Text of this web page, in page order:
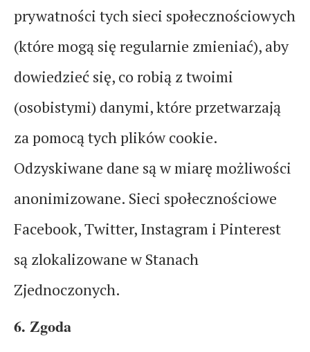
prywatności tych sieci społecznościowych
(które mogą się regularnie zmieniać), aby
dowiedzieć się, co robią z twoimi
(osobistymi) danymi, które przetwarzają
za pomocą tych plików cookie.
Odzyskiwane dane są w miarę możliwości
anonimizowane. Sieci społecznościowe
Facebook, Twitter, Instagram i Pinterest
są zlokalizowane w Stanach
Zjednoczonych.
6. Zgoda